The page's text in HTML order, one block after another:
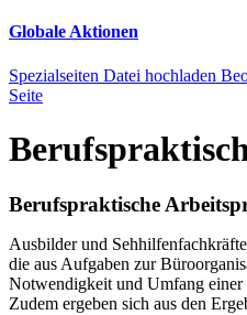
Globale Aktionen
Spezialseiten Datei hochladen
Seite
Berufspraktische
Ausbilder und
die aus Aufgaben zur
Notwendigkeit und Umfang
Zudem ergeben sich aus den